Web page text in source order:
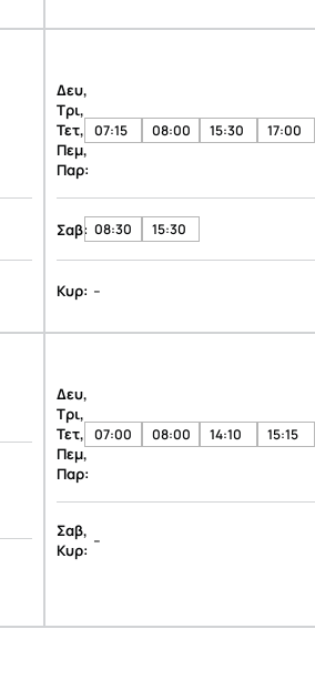
Δευ,
Τρι,
Τετ,
Πεμ,
Παρ:
07:15 08:00 15:30 17:00
Σαβ: 08:30 15:30
Κυρ: -
Δευ,
Τρι,
Τετ,
Πεμ,
Παρ:
07:00 08:00 14:10 15:15
Σαβ,
Κυρ: -